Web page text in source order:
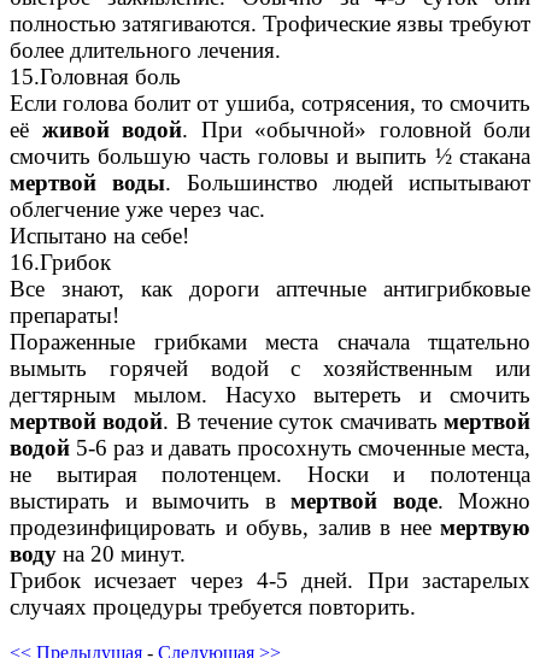
полностью затягиваются. Трофические язвы требуют
более длительного лечения.
15.Головная боль
Если голова болит от ушиба, сотрясения, то смочить
её живой водой. При «обычной» головной боли
смочить большую часть головы и выпить ½ стакана
мертвой воды. Большинство людей испытывают
облегчение уже через час.
Испытано на себе!
16.Грибок
Все знают, как дороги аптечные антигрибковые
препараты!
Пораженные грибками места сначала тщательно
вымыть горячей водой с хозяйственным или
дегтярным мылом. Насухо вытереть и смочить
мертвой водой. В течение суток смачиватьмертвой
водой 5-6 раз и давать просохнуть смоченные места,
не вытирая полотенцем. Носки и полотенца
выстирать и вымочить в мертвой воде. Можно
продезинфицировать и обувь, залив в нее мертвую
воду на 20 минут.
Грибок исчезает через 4-5 дней. При застарелых
случаях процедуры требуется повторить.
<< Предыдущая - Следующая >>